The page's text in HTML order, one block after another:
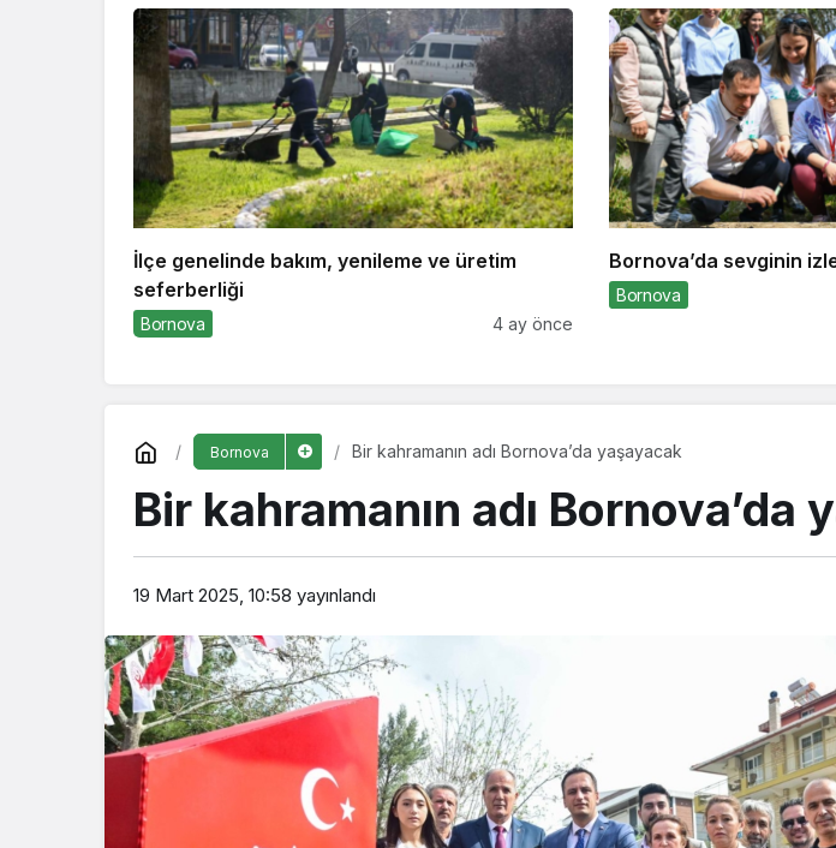
İlçe genelinde bakım, yenileme ve üretim
seferberliği
Bornova 4 ay önce
Bornova’da sevginin
Bornova
Bornova Bir kahramanın adı Bornova’da yaşayacak
Bir kahramanın adı Bornova’da
19 Mart 2025, 10:58 yayınlandı